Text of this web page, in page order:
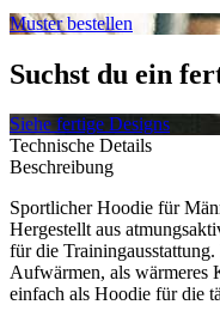
Muster bestellen
Suchst du ein
Siehe fertige Designs
Technische Details
Beschreibung
Sportlicher Hoodie für
Hergestellt aus
für die
Aufwärmen, als wärmeres
einfach als Hoodie für die